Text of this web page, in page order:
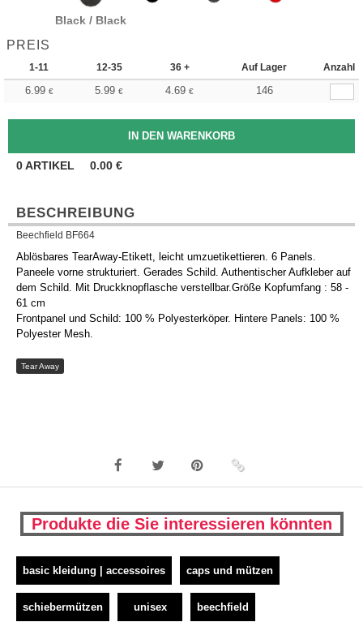
Black / Black
PREIS
1-11 12-35 36 + Auf Lager Anzahl
6.99 € 5.99 € 4.69 € 146
0ARTIKEL 0.00 €
BESCHREIBUNG
Beechfield BF664
Ablösbares TearAway-Etikett, leicht umzuetikettieren. 6 Panels.
Paneele vorne strukturiert. Gerades Schild. Authentischer Aufkleber auf
dem Schild. Mit Druckknopflasche verstellbar.Größe Kopfumfang : 58 -
61 cm
Frontpanel und Schild: 100 % Polyesterköper. Hintere Panels: 100 %
Polyester Mesh.
Tear Away
Produkte die Sie interessieren könnten
basic kleidung | accessoires caps und mützen
schiebermützen unisex beechfield